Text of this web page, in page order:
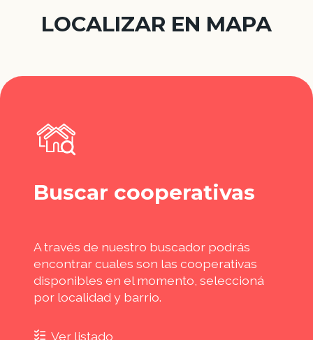
LOCALIZAR EN MAPA
Buscar cooperativas
A través de nuestro buscador podrás
encontrar cuales son las cooperativas
disponibles en el momento, seleccioná
por localidad y barrio.
Ver listado